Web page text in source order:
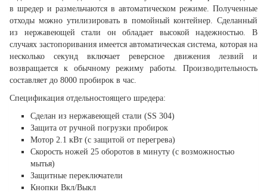
в шредер и размельчаются в автоматическом режиме. Полученные
отходы можно утилизировать в помойный контейнер. Сделанный
из нержавеющей стали он обладает высокой надежностью. В
случаях застопоривания имеется автоматическая система, которая на
несколько секунд включает реверсное движения лезвий и
возвращается к обычному режиму работы. Производительность
составляет до 8000 пробирок в час.
Спецификация отдельностоящего шредера:
Сделан из нержавеющей стали (SS 304)
Защита от ручной погрузки пробирок
Мотор 2.1 кВт (с защитой от перегрева)
Скорость ножей 25 оборотов в минуту (с возможностью
мытья)
Защитные переключатели
Кнопки Вкл/Выкл